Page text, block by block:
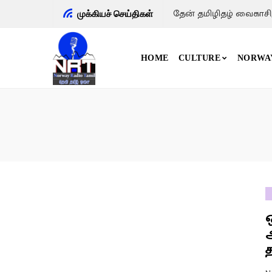
முக்கியச் செய்திகள் தேன் தமிழிதழ்
HOME CULTURE